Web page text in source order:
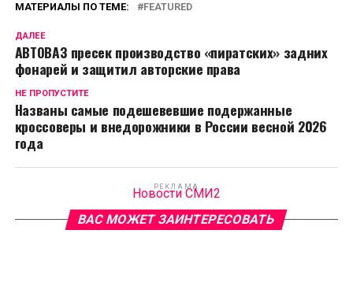
МАТЕРИАЛЫ ПО ТЕМЕ: FEATURED
ДАЛЕЕ
АВТОВАЗ пресек производство «пиратских» задних
фонарей и защитил авторские права
НЕ ПРОПУСТИТЕ
Названы самые подешевевшие подержанные
кроссоверы и внедорожники в России весной 2026
года
РЕКЛАМА
Новости СМИ2
ВАС МОЖЕТ ЗАИНТЕРЕСОВАТЬ